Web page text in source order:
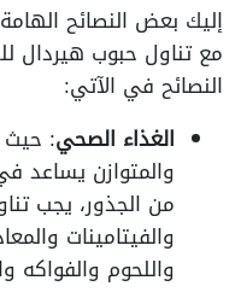
إليك بعض النصائح
مع تناول حبوب هيردال
النصائح في الآتي:
الغذاء الصحي: حيث
والمتوازن يساعد
من الجذور، يجب
والفيتامينات
واللحوم والفواكه